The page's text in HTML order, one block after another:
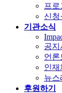
프로
신청
기관소식
공지
언론
인재
뉴스
후원하기